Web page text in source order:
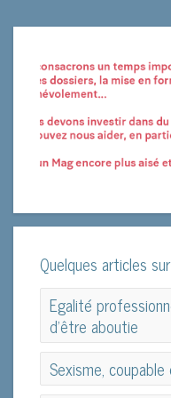
Quelques articles
Egalité
d'être aboutie
Egalité
d'être aboutie
Sexisme,